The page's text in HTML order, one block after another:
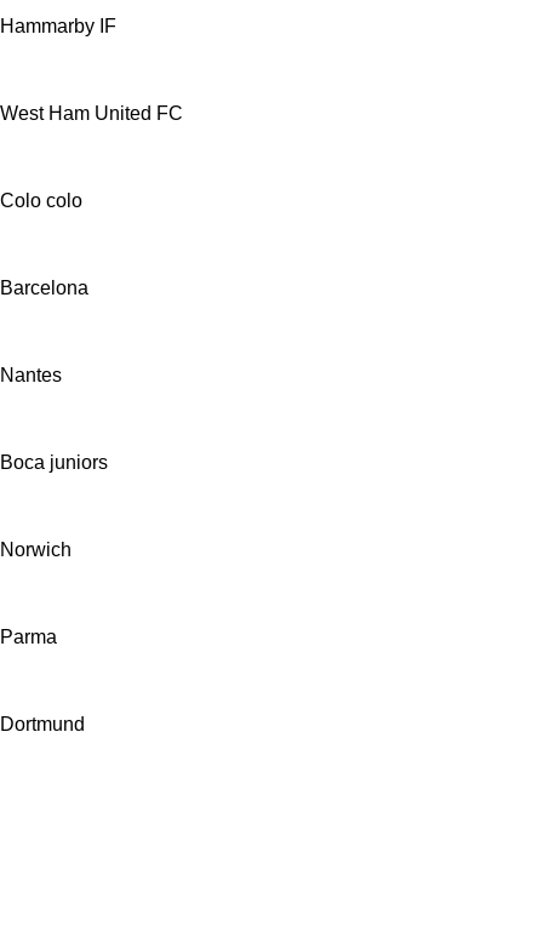
Hammarby IF
West Ham United FC
Colo colo
Barcelona
Nantes
Boca juniors
Norwich
Parma
Dortmund